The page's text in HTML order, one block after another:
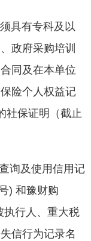
具有专科及以
政府采购培训
同及在本单位
险个人权益记
社保证明（截止
询及使用信用记
) 和豫财购
执行人、重大税
信行为记录名